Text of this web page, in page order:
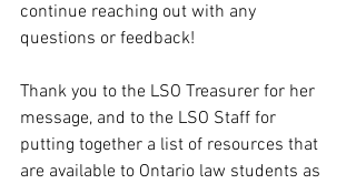
continue reaching out with any
questions or feedback!
Thank you to the LSO Treasurer for her
message, and to the LSO Staff for
putting together a list of resources that
are available to Ontario law students as